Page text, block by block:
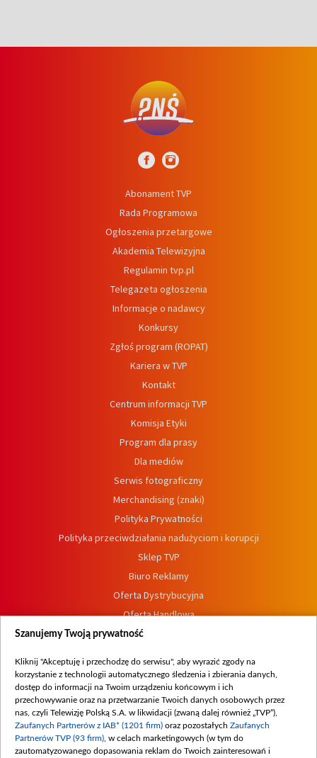
Abonament TVP
Rada Programowa
Ogłoszenia przetargowe
Akademia Telewizyjna
Regulamin tvp.pl
Telegazeta ogłoszenia
Informacje o nadawcy
Konkursy
Zgłoś program (ROPAT)
Kariera w TVP
Kontakt
Centrum informacji TVP
Komisja Etyki
Program dla prasy
Dla mediów
Serwis fotograficzny
Merchandising (znaki)
Polityka Prywatności
Polityka przeciwdziałania nadużyciom i korupcji
Sklep TVP
Biuro Reklamy
Oferta Dystrybucyjna
Oferta Handlowa
Dostępność
Procedura zgłoszeń wewnętrznych
Szanujemy Twoją prywatność
Kliknij "Akceptuję i przechodzę do serwisu", aby wyrazić zgody na
korzystanie z technologii automatycznego śledzenia i zbierania danych,
dostęp do informacji na Twoim urządzeniu końcowym i ich
przechowywanie oraz na przetwarzanie Twoich danych osobowych przez
nas, czyli Telewizję Polską S.A. w likwidacji (zwaną dalej również „TVP”),
Zaufanych Partnerów z IAB* (1201 firm) oraz pozostałych Zaufanych
Partnerów TVP (93 firm) , w celach marketingowych (w tym do
zautomatyzowanego dopasowania reklam do Twoich zainteresowań i